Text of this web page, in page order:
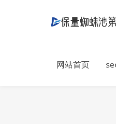
网站首页